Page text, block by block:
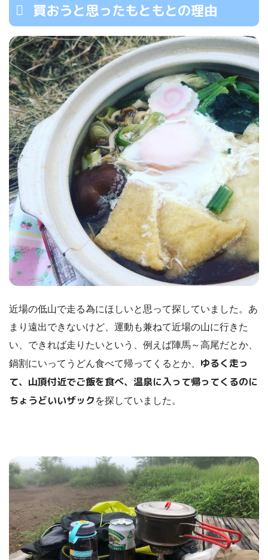
買おうと思ったもともとの理由
近場の低山で走る為にほしいと思って探していました。あ
まり遠出できないけど、運動も兼ねて近場の山に行きた
い、できれば走りたいという、例えば陣馬～高尾だとか、
鍋割にいってうどん食べて帰ってくるとか、 ゆるく走っ
て、山頂付近でご飯を食べ、温泉に入って帰ってくるのに
ちょうどいいザック を探していました。